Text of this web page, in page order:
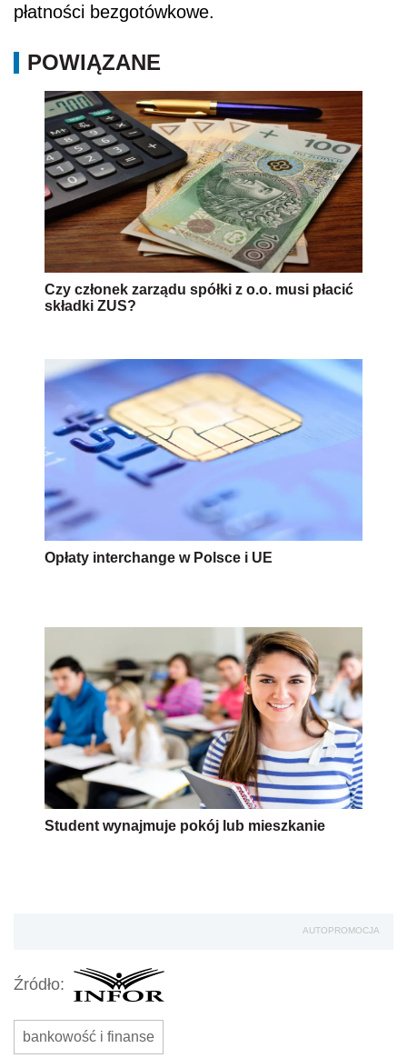
płatności bezgotówkowe.
POWIĄZANE
Czy członek zarządu spółki z o.o. musi płacić
składki ZUS?
Opłaty interchange w Polsce i UE
Student wynajmuje pokój lub mieszkanie
AUTOPROMOCJA
Źródło:
bankowość i finanse